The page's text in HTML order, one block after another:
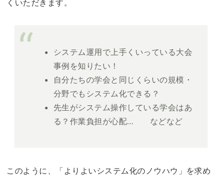
くいただきます。
システム運用で上手くいっている大会
事例を知りたい！
自分たちの学会と同じくらいの規模・
分野でもシステム化できる？
先生がシステム操作している学会はあ
る？作業負担が心配… などなど
このように、「よりよいシステム化のノウハウ」を求め